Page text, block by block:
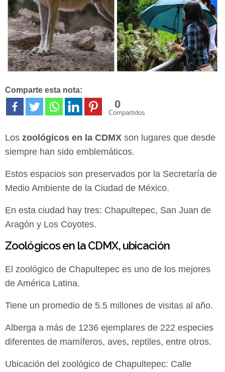
Comparte esta nota:
0
Compartidos
Los zoológicos en la CDMX son lugares que desde
siempre han sido emblemáticos.
Estos espacios son preservados por la Secretaría de
Medio Ambiente de la Ciudad de México.
En esta ciudad hay tres: Chapultepec, San Juan de
Aragón y Los Coyotes.
Zoológicos en la CDMX, ubicación
El zoológico de Chapultepec es uno de los mejores
de América Latina.
Tiene un promedio de 5.5 millones de visitas al año.
Alberga a más de 1236 ejemplares de 222 especies
diferentes de mamíferos, aves, reptiles, entre otros.
Ubicación del zoológico de Chapultepec: Calle